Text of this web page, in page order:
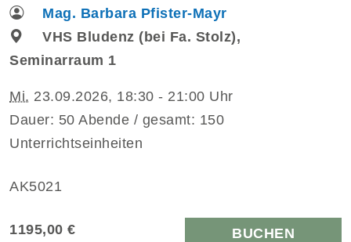
Mag. Barbara Pfister-Mayr
VHS Bludenz (bei Fa. Stolz),
Seminarraum 1
Mi. 23.09.2026, 18:30 - 21:00 Uhr
Dauer: 50 Abende / gesamt: 150
Unterrichtseinheiten
AK5021
1195,00 € BUCHEN